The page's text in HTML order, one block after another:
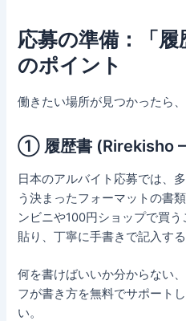
応募の準備：「履
のポイント
働きたい場所が見つかったら
① 履歴書 (Rirekisho
日本のアルバイト応募では、
う決まったフォーマットの書
ンビニや100円ショップで買
貼り、丁寧に手書きで記入す
何を書けばいいか分からない
フが書き方を無料でサポート
い。